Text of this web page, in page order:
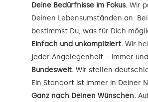
Deine Bedürfnisse im Fokus. Wir
Deinen Lebensumständen an.
bestimmst Du, was für Dich
Einfach und unkompliziert. Wir
jeder Angelegenheit – immer
Bundesweit. Wir stellen
Ein Standort ist immer in Deiner
Ganz nach Deinen Wünschen.